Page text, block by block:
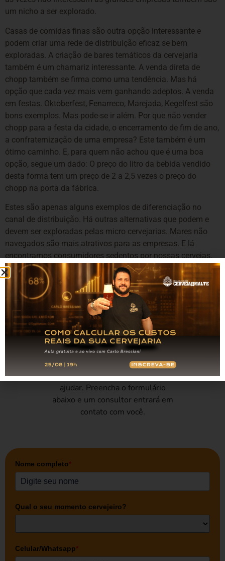
um nicho a ser explorado.
Casas de comidas finas são outra opção interessante e
podem criar uma rede de distribuição eficaz se bem
exploradas. A criação de bares temáticos da cervejaria
também é um chamariz interessante. A venda direta de
chopp também se firma como uma tendência. Mas há
opção que cada vez mais vem ganhando adeptos. A venda
em festas. Oktoberfest, Fenarreco, Marejada, Kegelfest são
bons exemplos. Mas pode-se ir além. Por que não vender
chopp para a festa da cidade, o encerramento de fim de ano,
a confraternização de uma empresa? Este também é um
ótimo caminho. E, para quem não achou que é uma boa
opção, segue um dado: O preço do litro da bebida vendido
desta forma tem um preço de 2 a 2,5 vezes o preço do
chopp na porta da fábrica.
Estes são apenas alguns exemplos de diferenciação no
canal de distribuição. Há outras alternativas que podem e
devem ser exploradas pelas micro cervejarias. Mares não
navegados são mais atrativos para as empresas. E lá
encontramos consumidores sedentos por nossas cervejas.
Artigo Anterior
5 APLICATIVOS GRATUITOS QUE AJUDAM A ESCOLHER SUA PRÓXIMA CERVEJA
Próximo Artigo
Edições especiais de cerveja para comemorar e saciar fãs
Querendo uma ajuda para traçar a
sua carreira cervejeira?
Nossa equipe está aqui para lhe
ajudar. Preencha o formulário
abaixo e um consultor entrará em
contato com você.
Nome completo*
Qual o seu momento cervejeiro?
Celular/Whatsapp*